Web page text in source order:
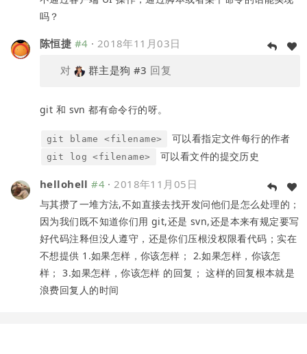
吗？
陈恒捷 #4 · 2018年11月03日
对
群主是狗 #3 回复
git 和 svn 都有命令行的呀。
git blame <filename> 可以看指定文件每行的作者
git log <filename> 可以看文件的提交历史
hellohell #4 · 2018年11月05日
与其攒了一堆方法,不如直接去找开发问他们是怎么处理的；
因为我们既不知道你们用 git,还是 svn,还是本来有规定要写
好代码注释但没人遵守，还是你们压根没权限看代码；实在
不想提供 1.如果怎样，你该怎样； 2.如果怎样，你该怎
样； 3.如果怎样，你该怎样 的回复； 这样的回复根本就是
浪费回复人的时间